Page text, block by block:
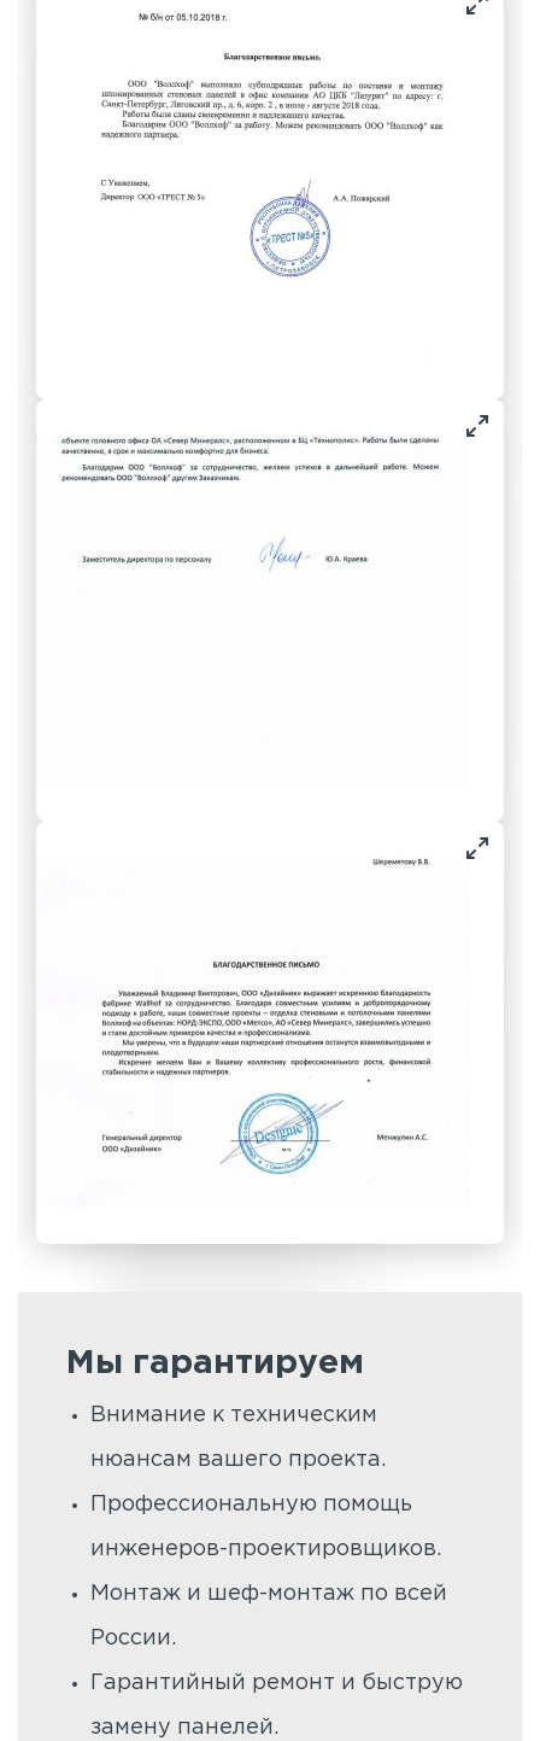
Мы гарантируем
Внимание к техническим
нюансам вашего проекта.
Профессиональную помощь
инженеров-проектировщиков.
Монтаж и шеф-монтаж по всей
России.
Гарантийный ремонт и быструю
замену панелей.